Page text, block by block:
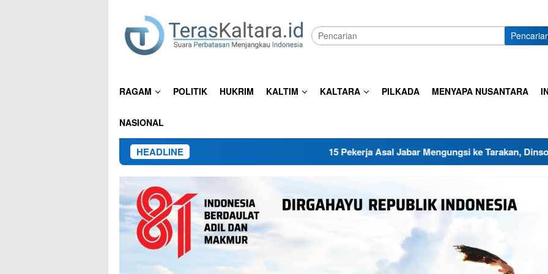
konten
RAGAM POLITIK HUKRIM KALTIM KALTARA PILKADA MENYAPA NUSANTARA
NASIONAL
HEADLINE 15 Pekerja Asal Jabar Mengungsi ke Tarakan, Dinsos Turun Tangan